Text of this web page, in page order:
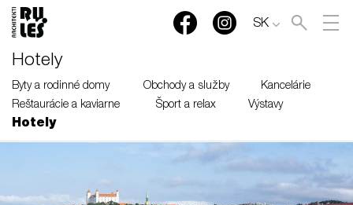
SK
Hotely
Byty a rodinné domy Obchody a služby
Kancelárie
Reštaurácie a kaviarne
Šport a relax Výstavy
Hotely